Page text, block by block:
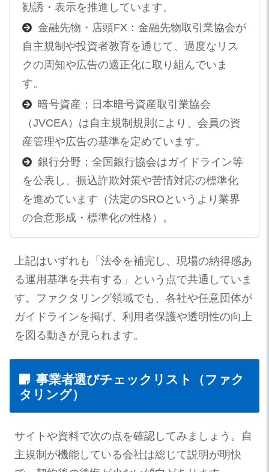
勧誘・表示を推進しています。
金融先物・店頭FX：金融先物取引業協会が
自主規制や投資者教育を通じて、過度なリス
クの周知や広告の適正化に取り組んでいま
す。
暗号資産：日本暗号資産取引業協会
（JVCEA）は自主規制規則により、会員の資
産管理や広告の基準を定めています。
銀行分野：全国銀行協会はガイドライン等
を公表し、振込詐欺対策や苦情対応の標準化
を進めています（法定のSROというより業界
の合意形成・標準化の性格）。
上記はいずれも「法令を補完し、現場の納得感あ
る運用基準を共有する」という点で共通していま
す。ファクタリング領域でも、各社や任意団体が
ガイドラインを掲げ、利用者保護や透明性の向上
を図る動きが見られます。
事業者選びチェックリスト（ファク
タリング）
サイトや資料で次の点を確認してみましょう。自
主規制が機能している会社は総じて説明が明快